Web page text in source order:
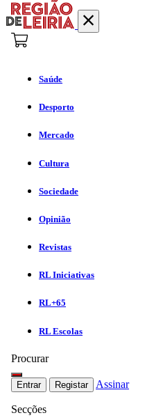
Saúde
Desporto
Mercado
Cultura
Sociedade
Opinião
Revistas
RL Iniciativas
RL+65
RL Escolas
Procurar
Entrar Registar Assinar
Secções